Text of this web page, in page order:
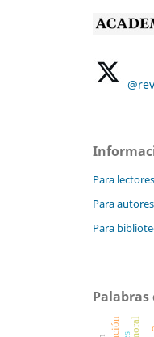
Para
Para
Para
Palabras